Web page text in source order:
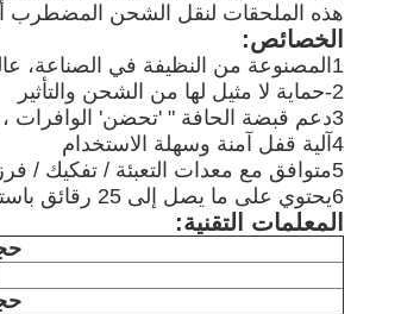
هذه الملحقات لنقل الشحن المضطرب
الخصائص:
1المصنوعة من النظيفة في الصناعة، عالية النقاء مادة البولي بروبلين.
2-حماية لا مثيل لها من الشحن والتأثير
3دعم قبضة الحافة " 'تحضن' الوافرات ، مما يحد من حركة الوافرات ويقلل من الجسيمات.
4آلية قفل آمنة وسهلة الاستخدام
5متوافق مع معدات التعبئة / تفكيك / فرز الآلية.
6يحتوي على ما يصل إلى 25 رقائق باستخدام الكربون أو غير المنسوجة.
المعلمات التقنية: